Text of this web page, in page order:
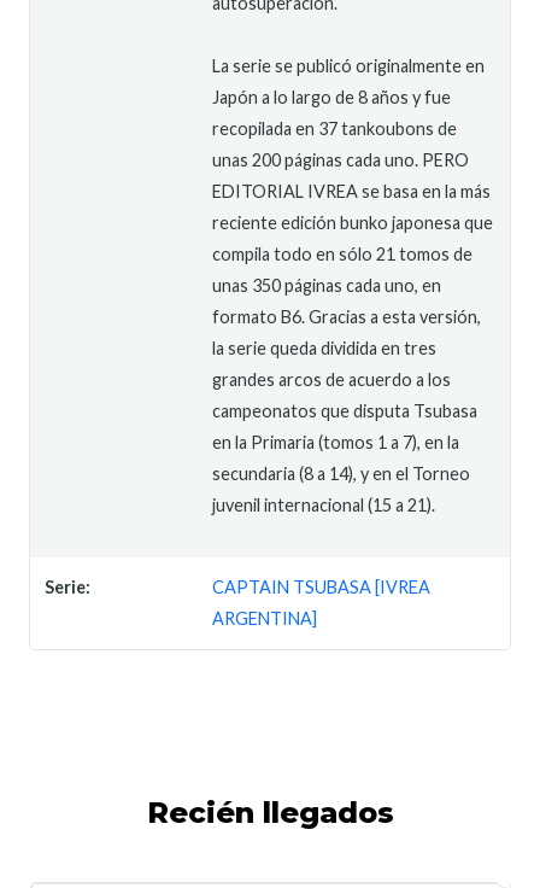
La serie se publicó originalmente en
Japón a lo largo de 8 años y fue
recopilada en 37 tankoubons de
unas 200 páginas cada uno. PERO
EDITORIAL IVREA se basa en la más
reciente edición bunko japonesa que
compila todo en sólo 21 tomos de
unas 350 páginas cada uno, en
formato B6. Gracias a esta versión,
la serie queda dividida en tres
grandes arcos de acuerdo a los
campeonatos que disputa Tsubasa
en la Primaria (tomos 1 a 7), en la
secundaria (8 a 14), y en el Torneo
juvenil internacional (15 a 21).
Serie:
CAPTAIN TSUBASA [IVREA
ARGENTINA]
Recién llegados